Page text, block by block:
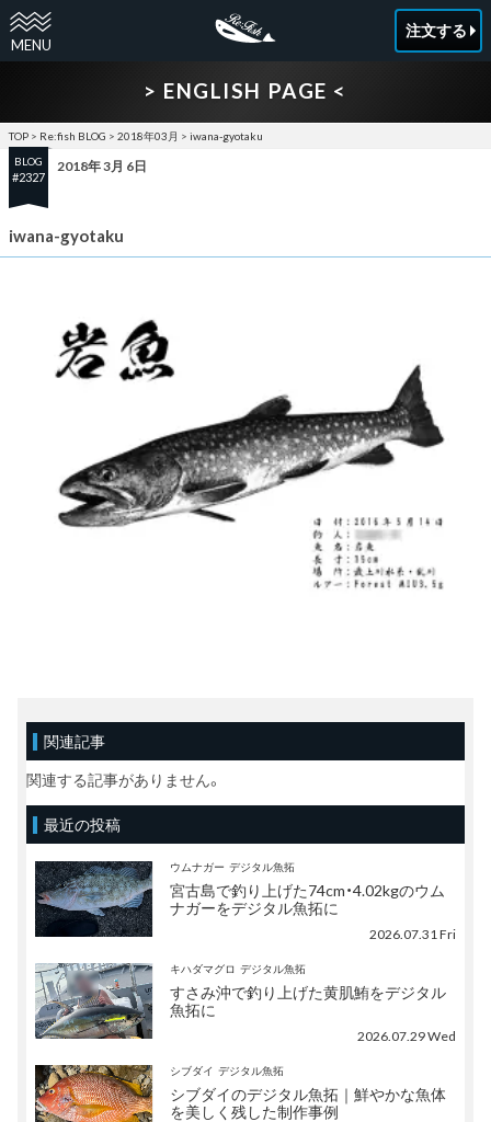
注文する
> ENGLISH PAGE <
TOP > Re:fish BLOG > 2018年03月 > iwana-gyotaku
BLOG
#2327
2018年 3月 6日
iwana-gyotaku
関連記事
関連する記事がありません。
最近の投稿
ウムナガー デジタル魚拓
宮古島で釣り上げた74cm・4.02kgのウム
ナガーをデジタル魚拓に
2026.07.31 Fri
キハダマグロ デジタル魚拓
すさみ沖で釣り上げた黄肌鮪をデジタル
魚拓に
2026.07.29 Wed
シブダイ デジタル魚拓
シブダイのデジタル魚拓｜鮮やかな魚体
を美しく残した制作事例